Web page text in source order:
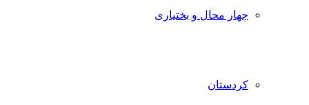
چهار محال و بختیاری
کردستان